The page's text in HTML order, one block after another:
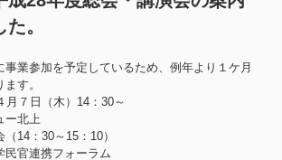
。
事業参加を予定しているため、例年より１ケ月
す。
月７日（木）14：30～
ー北上
（14：30～15：10）
連携フォーラム